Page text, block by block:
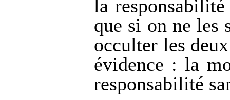
la
que si on ne les
occulter les
évidence : la
responsabilité